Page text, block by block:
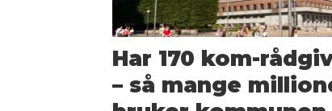
Har 170 kom-
– så mange